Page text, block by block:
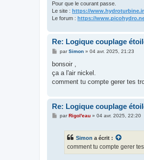
Pour que le courant passe.
Le site : https://
Le forum : https://
Re: Logique couplage
M
s
a
g
parSimon» 04 avr. 2025, 21:23
bonsoir ,
ça a l'air nickel.
comment tu compte gerer tes
Re: Logique couplage
Mpar Rigol'eau» 04 avr. 2025, 22:20
Simon a écrit :
comment tu compte gerer